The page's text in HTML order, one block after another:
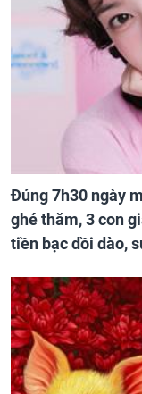
Đúng 7h30 ngày
ghé thăm, 3 con
tiền bạc dồi dào,